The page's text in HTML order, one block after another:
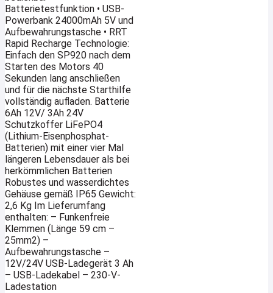
Batterietestfunktion­ • USB-
Powerbank 24000mAh 5V und
Aufbewahrungstasche • RRT
Rapid Recharge Technologie:
Einfach den SP920 nach dem
Starten des Motors 40
Sekunden lang anschließen
und für die nächste Starthilfe
vollständig aufladen. Batterie
6Ah 12V/ 3Ah 24V
Schutzkoffer LiFePO4
(Lithium-Eisenphosphat-
Batterien) mit einer vier Mal
längeren Lebensdauer als bei
herkömmlichen Batterien
Robustes und wasserdichtes
Gehäuse gemäß IP65 Gewicht:
2,6 Kg Im Lieferumfang
enthalten: – Funkenfreie
Klemmen (Länge 59 cm –
25mm2) –
Aufbewahrungstasche –
12V/24V USB-Ladegerät 3 Ah
– USB-Ladekabel – 230-V-
Ladestation